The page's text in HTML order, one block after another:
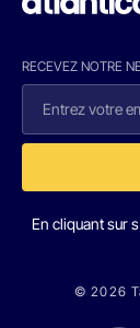
RECEVEZ NOTRE
En cliquant sur
© 2026